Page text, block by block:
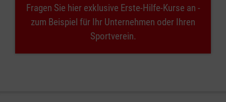
Fragen Sie hier exklusive Erste-Hilfe-Kurse an -
zum Beispiel für Ihr Unternehmen oder Ihren
Sportverein.